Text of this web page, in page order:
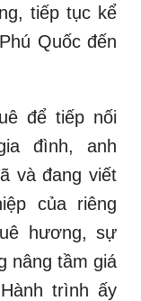
tiếp tục kể
Quốc đến
để tiếp nối
đình, anh
và đang viết
của riêng
hương, sự
nâng tầm giá
trình ấy